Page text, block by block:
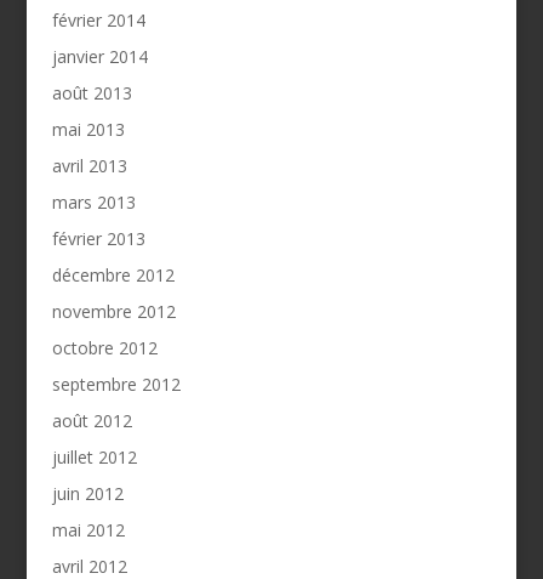
février 2014
janvier 2014
août 2013
mai 2013
avril 2013
mars 2013
février 2013
décembre 2012
novembre 2012
octobre 2012
septembre 2012
août 2012
juillet 2012
juin 2012
mai 2012
avril 2012